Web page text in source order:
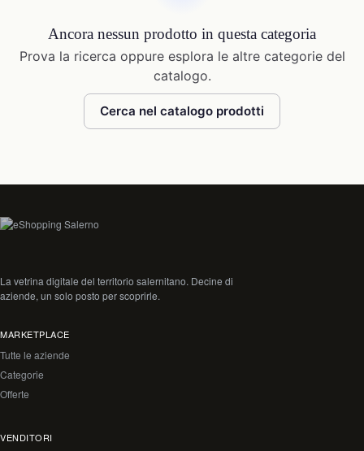
Ancora nessun prodotto in questa categoria
Prova la ricerca oppure esplora le altre categorie del
catalogo.
Cerca nel catalogo prodotti
La vetrina digitale del territorio salernitano. Decine di
aziende, un solo posto per scoprirle.
MARKETPLACE
Tutte le aziende
Categorie
Offerte
VENDITORI